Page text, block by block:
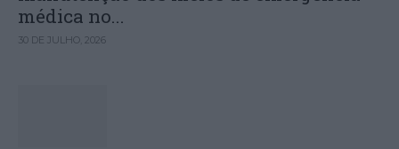
médica no...
30 DE JULHO, 2026